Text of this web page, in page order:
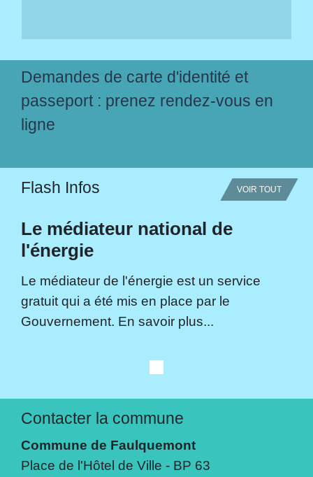
Demandes de carte d'identité et
passeport : prenez rendez-vous en
ligne
Flash Infos VOIR TOUT
Le médiateur national de
l'énergie
Le médiateur de l'énergie est un service
gratuit qui a été mis en place par le
Gouvernement. En savoir plus...
Contacter la commune
Commune de Faulquemont
Place de l'Hôtel de Ville - BP 63